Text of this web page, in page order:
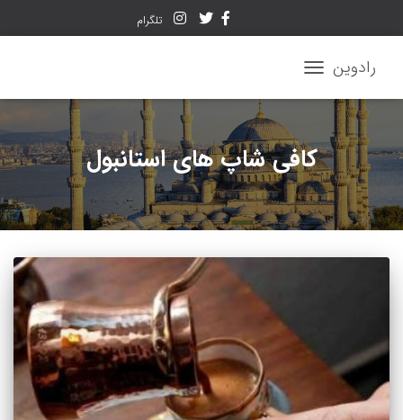
تلگرام
رادوین
ناوبری
کافی شاپ های استانبول